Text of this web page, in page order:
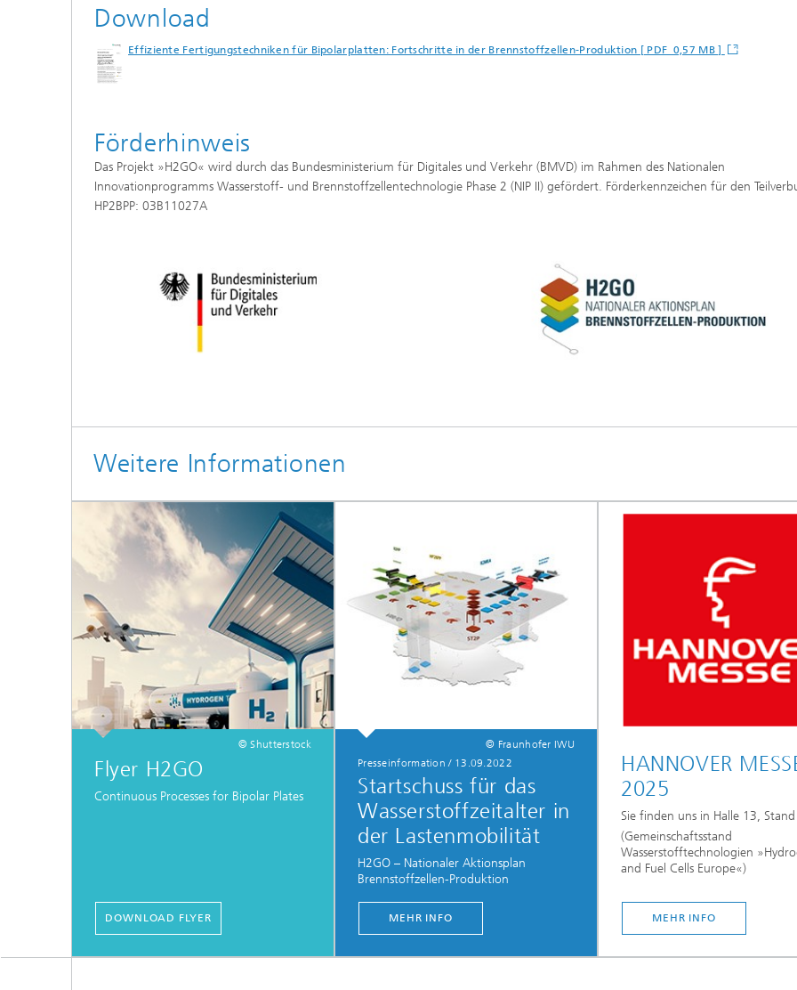
Download
Effiziente Fertigungstechniken für Bipolarplatten: Fortschritte in der Brennstoffzellen-Produktion [ PDF 0,57 MB ]
Förderhinweis
Das Projekt »H2GO« wird durch das Bundesministerium für Digitales und Verkehr (BMVD) im Rahmen des Nationalen
Innovationprogramms Wasserstoff- und Brennstoffzellentechnologie Phase 2 (NIP II) gefördert. Förderkennzeichen für den
HP2BPP: 03B11027A
Weitere Informationen
© Shutterstock
Flyer H2GO
Continuous Processes for Bipolar Plates
DOWNLOAD FLYER
© Fraunhofer IWU
Presseinformation / 13.09.2022
Startschuss für das
Wasserstoffzeitalter in
der Lastenmobilität
H2GO – Nationaler Aktionsplan
Brennstoffzellen-Produktion
MEHR INFO
HANNOVER
2025
Sie finden uns in Halle 13,
(Gemeinschaftsstand
Wasserstofftechnologien
and Fuel Cells Europe«)
MEHR INFO